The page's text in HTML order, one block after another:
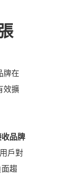
牌在
效擴
品牌
戶對
趨